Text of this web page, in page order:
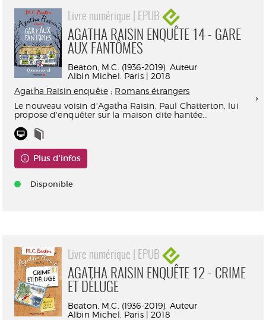
Livre numérique | EPUB
AGATHA RAISIN ENQUÊTE 14 - GARE
AUX FANTÔMES
Beaton, M.C. (1936-2019). Auteur
Albin Michel. Paris | 2018
Agatha Raisin enquête; Romans étrangers
Le nouveau voisin d'Agatha Raisin, Paul Chatterton, lui
propose d'enquêter sur la maison dite hantée...
Plus d'infos
Disponible
Livre numérique | EPUB
AGATHA RAISIN ENQUÊTE 12 - CRIME
ET DÉLUGE
Beaton, M.C. (1936-2019). Auteur
Albin Michel. Paris | 2018